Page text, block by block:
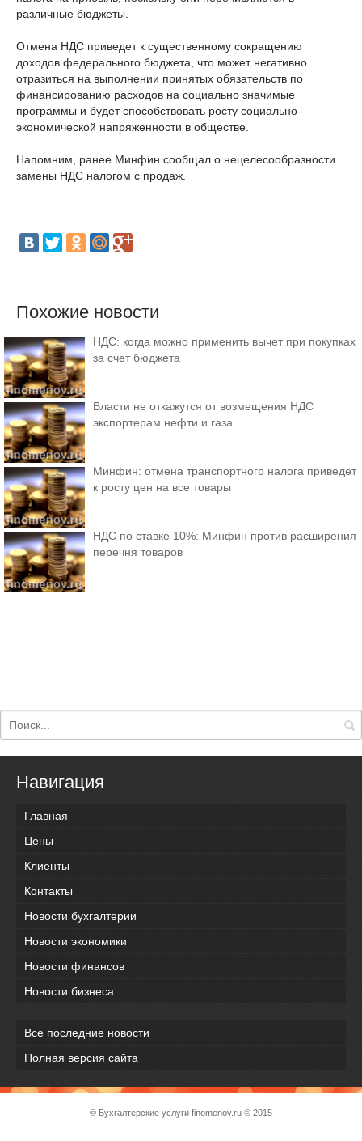
различные бюджеты.
Отмена НДС приведет к существенному сокращению
доходов федерального бюджета, что может негативно
отразиться на выполнении принятых обязательств по
финансированию расходов на социально значимые
программы и будет способствовать росту социально-
экономической напряженности в обществе.
Напомним, ранее Минфин сообщал о нецелесообразности
замены НДС налогом с продаж.
Похожие новости
НДС: когда можно применить вычет при покупках
за счет бюджета
Власти не откажутся от возмещения НДС
экспортерам нефти и газа
Минфин: отмена транспортного налога приведет
к росту цен на все товары
НДС по ставке 10%: Минфин против расширения
перечня товаров
Навигация
Главная
Цены
Клиенты
Контакты
Новости бухгалтерии
Новости экономики
Новости финансов
Новости бизнеса
Все последние новости
Полная версия сайта
© Бухгалтерские услуги finomenov.ru © 2015